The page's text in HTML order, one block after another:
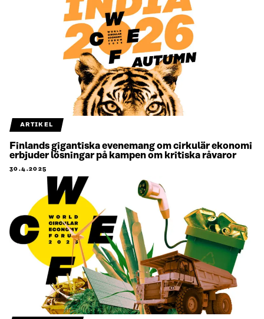
ARTIKEL
Finlands gigantiska evenemang om cirkulär ekonomi
erbjuder lösningar på kampen om kritiska råvaror
30.4.2025